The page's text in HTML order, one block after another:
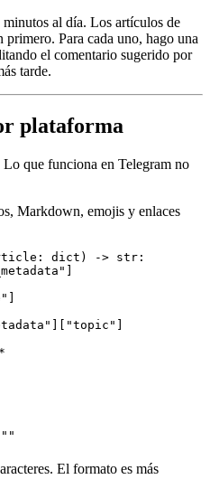
al día. Los artículos de
primero. Para cada uno, hago una
el comentario sugerido por
tarde.
plataforma
que funciona en Telegram no
Markdown, emojis y enlaces
: dict ) -> str :
"topic"
*
El formato es más